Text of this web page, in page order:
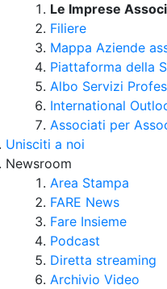
Le Imprese
Filiere
Mappa Aziende
Piattaforma della
Albo Servizi
International
Associati per
Unisciti a noi
Newsroom
Area Stampa
FARE News
Fare Insieme
Podcast
Diretta streaming
Archivio Video